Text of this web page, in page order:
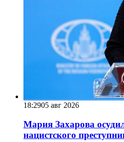
18:2905 авг 2026
Мария Захарова
нацистского